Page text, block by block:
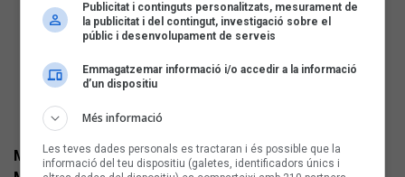
MAXIME CAYUELA + ORQUESTRA INTERNACIONAL
Publicitat i continguts personalitzats, mesurament de
la publicitat i del contingut, investigació sobre el
públic i desenvolupament de serveis
Emmagatzemar informació i/o accedir a la informació
d’un dispositiu
Més informació
Les teves dades personals es tractaran i és possible que la
informació del teu dispositiu (galetes, identificadors únics i